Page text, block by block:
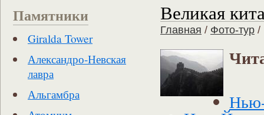
Памятники
Giralda Tower
Александро-Невская
лавра
Альгамбра
Великая
Главная / Фото-тур /